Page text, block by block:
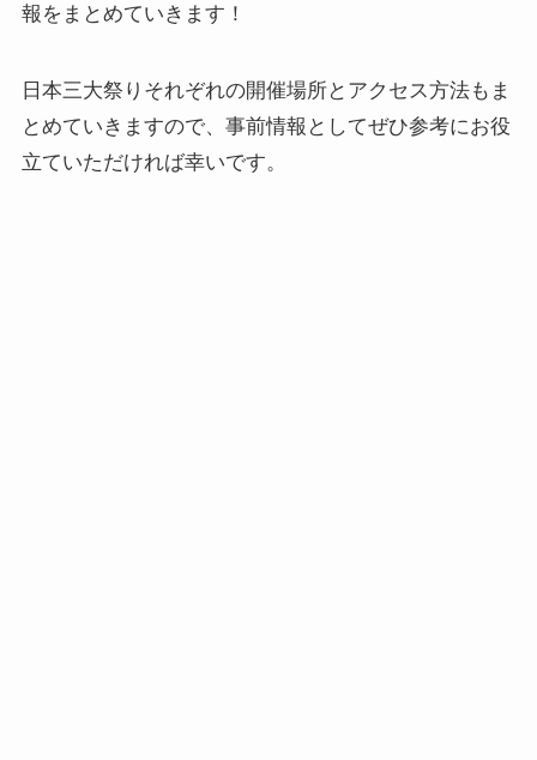
報 をまとめていきます！
日本三大祭りそれぞれの開催場所とアクセス方法もま
とめていきますので、事前情報としてぜひ参考にお役
立ていただければ幸いです。